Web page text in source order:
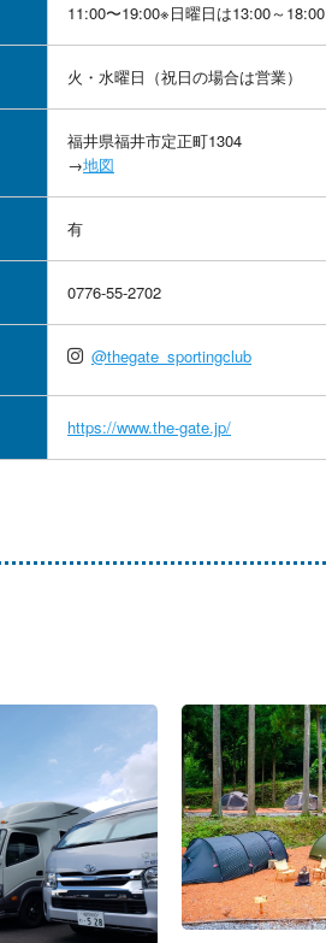
11:00〜19:00※日曜日は13:00～18:00
火・水曜日（祝日の場合は営業）
福井県福井市定正町1304
→地図
有
0776-55-2702
@thegate_sportingclub
https://www.the-gate.jp/